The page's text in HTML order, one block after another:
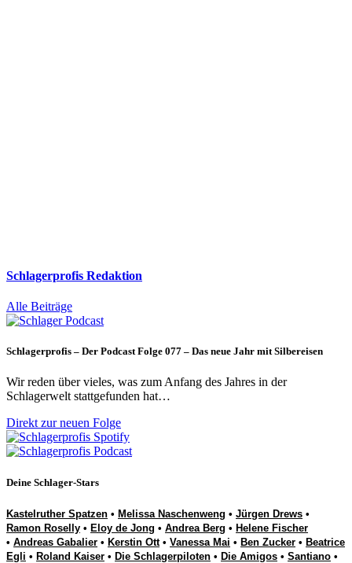
Schlagerprofis Redaktion
Alle Beiträge
Schlagerprofis – Der Podcast Folge 077 – Das neue Jahr mit Silbereisen
Wir reden über vieles, was zum Anfang des Jahres in der
Schlagerwelt stattgefunden hat…
Direkt zur neuen Folge
Deine Schlager-Stars
Kastelruther Spatzen • Melissa Naschenweng • Jürgen Drews •
Ramon Roselly • Eloy de Jong • Andrea Berg • Helene Fischer
• Andreas Gabalier • Kerstin Ott• Vanessa Mai • Ben Zucker • Beatrice
Egli • Roland Kaiser • Die Schlagerpiloten • Die Amigos • Santiano •